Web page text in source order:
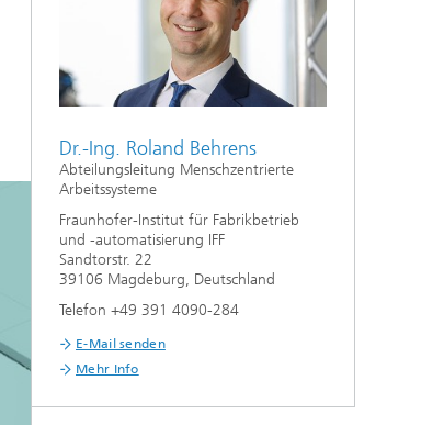
Dr.-Ing. Roland Behrens
Abteilungsleitung Menschzentrierte
Arbeitssysteme
Fraunhofer-Institut für Fabrikbetrieb
und -automatisierung IFF
Sandtorstr. 22
39106 Magdeburg, Deutschland
Telefon +49 391 4090-284
E-Mail senden
Mehr Info